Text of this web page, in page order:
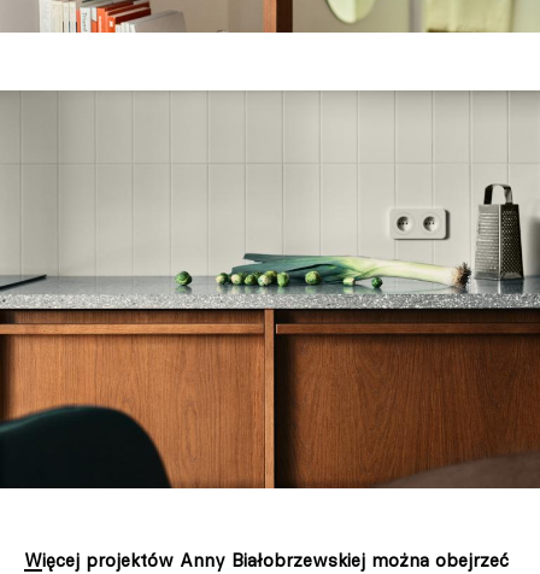
Więcej projektów Anny Białobrzewskiej można obejrzeć